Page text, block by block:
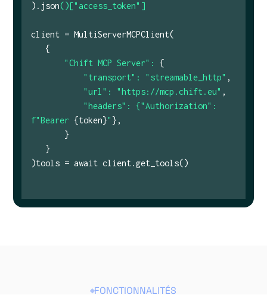
).json()["access_token"]
client = MultiServerMCPClient(
{
"Chift MCP Server": {
"transport": "streamable_http" ,
"url": "https://mcp.chift.eu" ,
"headers": {"Authorization":
f"Bearer {token}" },
}
}
)tools = await client.get_tools()
FONCTIONNALITÉS